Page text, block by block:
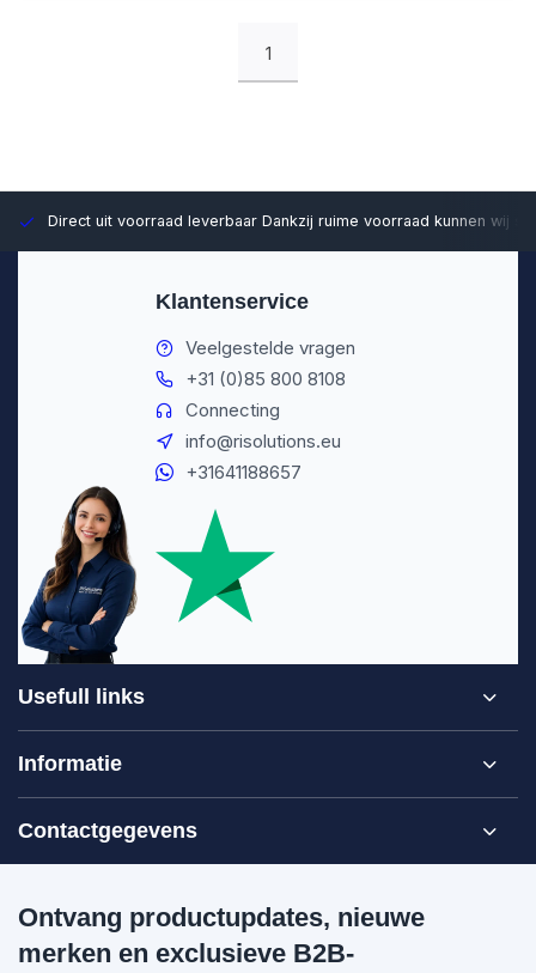
1
Direct uit voorraad leverbaar Dankzij ruime voorraad kunnen wij
Klantenservice
Veelgestelde vragen
+31 (0)85 800 8108
Connecting
info@risolutions.eu
+31641188657
Usefull links
Informatie
Contactgegevens
Ontvang productupdates, nieuwe
merken en exclusieve B2B-